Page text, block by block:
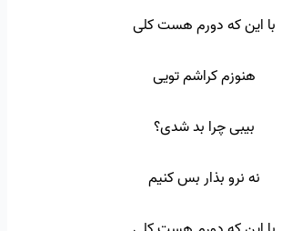
با این که دورم هست کلی
هنوزم کراشم تویی
بیبی چرا بد شدی؟
نه نرو بذار بس کنیم